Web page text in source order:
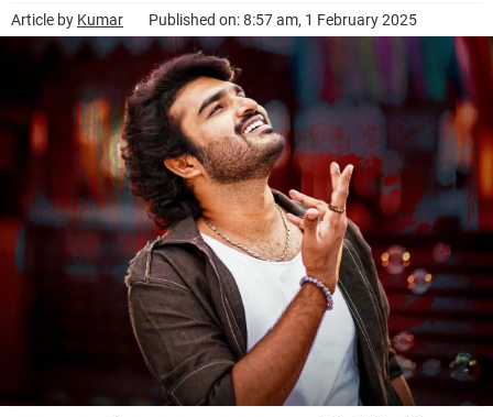
Article by Kumar Published on: 8:57 am, 1 February 2025